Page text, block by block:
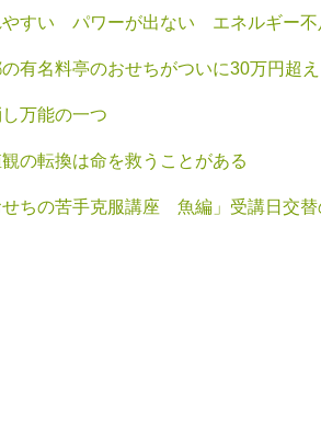
やすい パワーが出ない エネルギー不
有名料亭のおせちがついに30万円超
万能の一つ
の転換は命を救うことがある
せちの苦手克服講座 魚編」受講日交